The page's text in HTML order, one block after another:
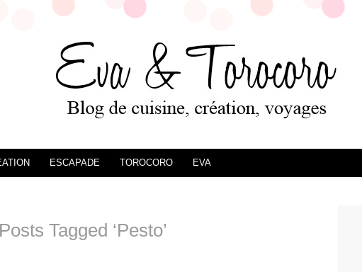
ESCAPADE TOROCORO EVA
Posts Tagged ‘Pesto’